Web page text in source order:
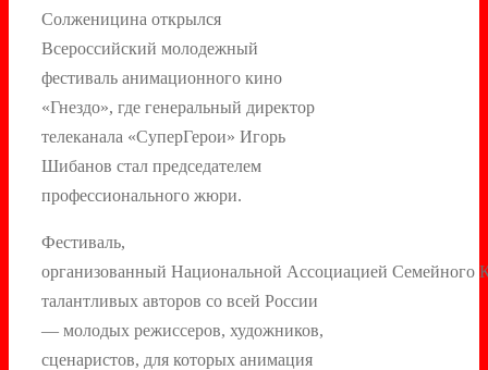
Солженицина открылся
Всероссийский молодежный
фестиваль анимационного кино
«Гнездо», где генеральный директор
телеканала «СуперГерои» Игорь
Шибанов стал председателем
профессионального жюри.
Фестиваль,
организованный Национальной Ассоциацией Семейного
талантливых авторов со всей России
— молодых режиссеров, художников,
сценаристов, для которых анимация